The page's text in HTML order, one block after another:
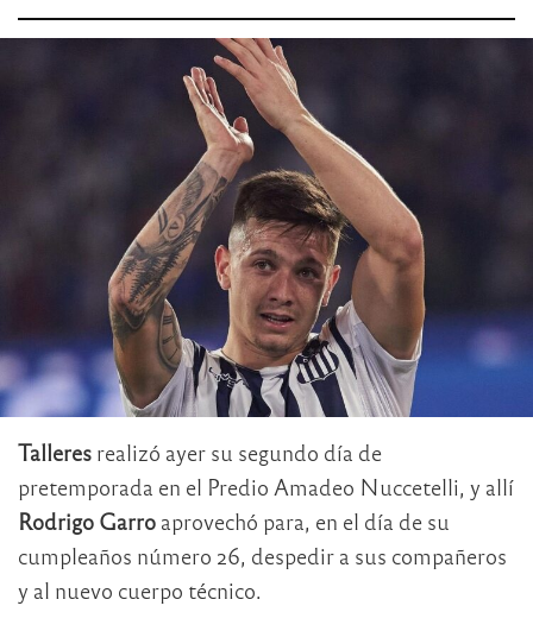
Talleres realizó ayer su segundo día de
pretemporada en el Predio Amadeo Nuccetelli, y allí
Rodrigo Garro aprovechó para, en el día de su
cumpleaños número 26, despedir a sus compañeros
y al nuevo cuerpo técnico.